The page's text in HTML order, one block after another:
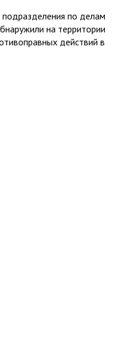
подразделения по делам
на территории
действий в